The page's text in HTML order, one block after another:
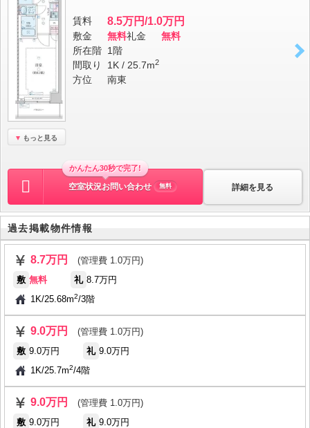
もっと見る
賃料 8.5万円/1.0万円
敷金 無料礼金
無料
所在階 1階
間取り
1K / 25.7m2
方位 南東
詳細を見る
かんたん30秒で完了!
空室状況お問い合わせ 無料
過去掲載物件情報
8.7万円
(管理費 1.0万円)
敷 無料 礼 8.7万円
1K/25.68m2/3階
9.0万円
(管理費 1.0万円)
敷 9.0万円 礼 9.0万円
1K/25.7m2/4階
9.0万円
(管理費 1.0万円)
敷 9.0万円 礼 9.0万円